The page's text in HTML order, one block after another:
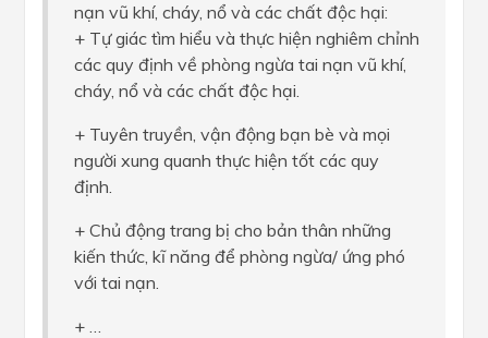
nạn vũ khí, cháy, nổ và các chất độc hại:
+ Tự giác tìm hiểu và thực hiện nghiêm chỉnh
các quy định về phòng ngừa tai nạn vũ khí,
cháy, nổ và các chất độc hại.
+ Tuyên truyền, vận động bạn bè và mọi
người xung quanh thực hiện tốt các quy
định.
+ Chủ động trang bị cho bản thân những
kiến thức, kĩ năng để phòng ngừa/ ứng phó
với tai nạn.
+ …